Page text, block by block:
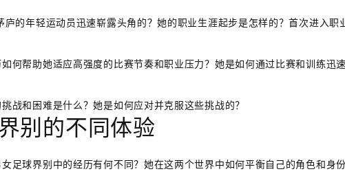
庐的年轻运动员迅速崭露头角的？她的职业生涯起步是怎样的？首次进入职
何帮助她适应高强度的比赛节奏和职业压力？她是如何通过比赛和训练迅
战和困难是什么？她是如何应对并克服这些挑战的？
别的不同体验
足球界别中的经历有何不同？她在这两个世界中如何平衡自己的角色和身份